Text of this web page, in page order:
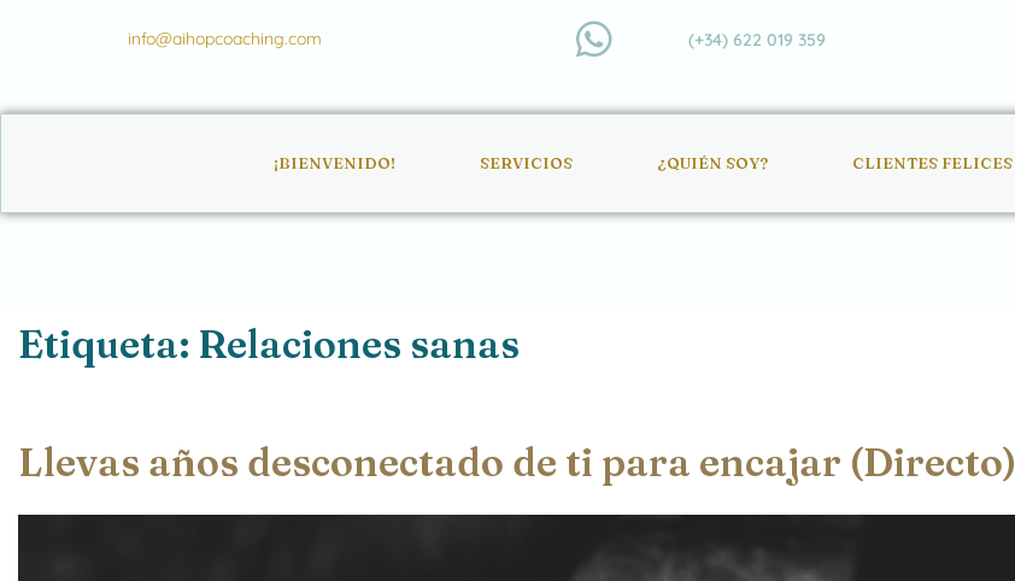
info@aihopcoaching.com (+34) 622 019 359
¡BIENVENIDO! SERVICIOS ¿QUIÉN SOY? CLIENTES FELICES
Etiqueta: Relaciones sanas
Llevas años desconectado de ti para encajar (Directo)